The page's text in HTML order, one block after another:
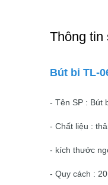
Thông tin
Bút bi TL-
- Tên SP : Bút
- Chất liệu :
- kích thước
- Quy cách :